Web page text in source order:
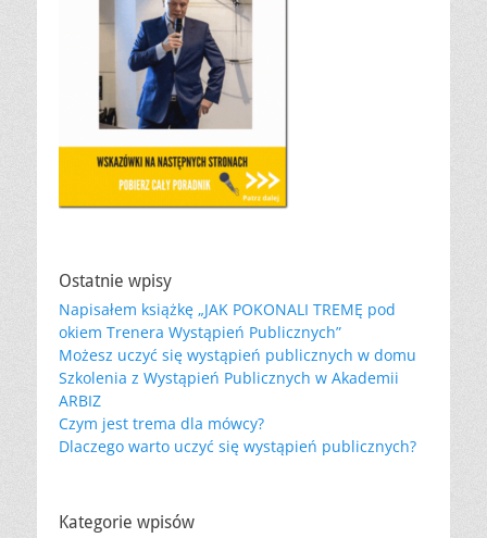
Ostatnie wpisy
Napisałem książkę „JAK POKONALI TREMĘ pod
okiem Trenera Wystąpień Publicznych”
Możesz uczyć się wystąpień publicznych w domu
Szkolenia z Wystąpień Publicznych w Akademii
ARBIZ
Czym jest trema dla mówcy?
Dlaczego warto uczyć się wystąpień publicznych?
Kategorie wpisów